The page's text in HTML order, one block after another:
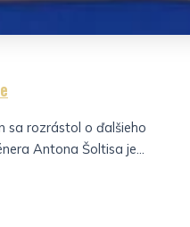
sa rozrástol o ďalšieho
Antona Šoltisa je...